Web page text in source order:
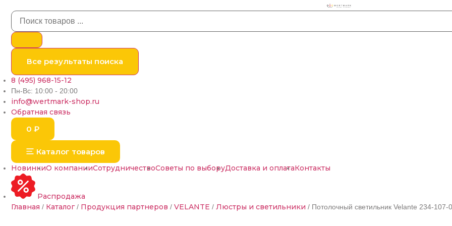
Все результаты поиска
8 (495) 968-15-12
Пн-Вс: 10:00 - 20:00
info@wertmark-shop.ru
Обратная связь
0 ₽
Каталог товаров
НовинкиО компанииСотрудничествоСоветы по выборуДоставка и оплатаКонтакты
Распродажа
Главная / Каталог/ Продукция партнеров / VELANTE / Люстры и светильники / Потолочный светильник Velante 234-107-